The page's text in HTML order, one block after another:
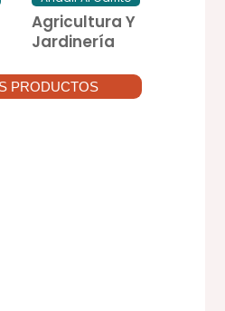
Agricultura Y
Jardinería
PRODUCTOS